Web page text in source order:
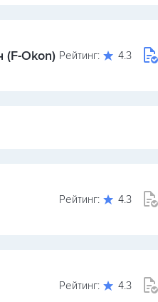
Okon) Рейтинг: 4.3
Рейтинг: 4.3
Рейтинг: 4.3